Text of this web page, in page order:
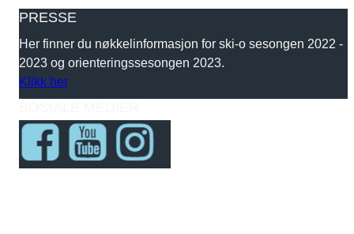
PRESSE
Her finner du nøkkelinformasjon for ski-o sesongen 2022 -
2023 og orienteringssesongen 2023.
Klikk her